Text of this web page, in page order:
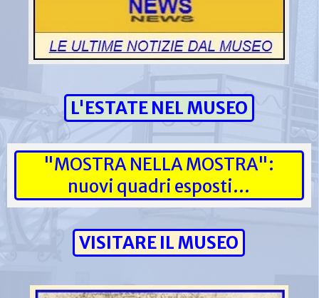
L'ESTATE NEL MUSEO
"MOSTRA NELLA MOSTRA":
nuovi quadri esposti...
VISITARE IL MUSEO